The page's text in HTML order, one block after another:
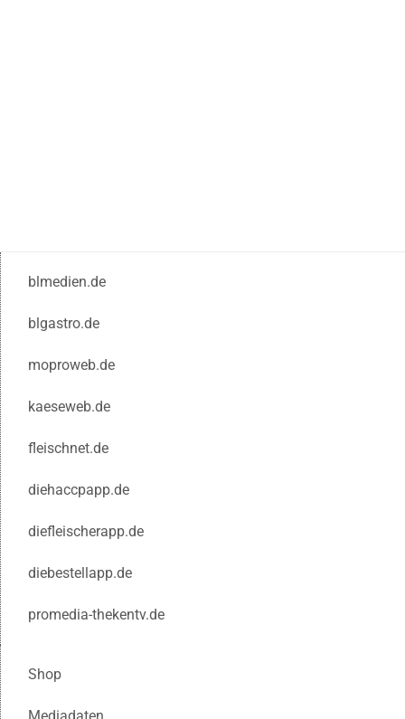
blmedien.de
blgastro.de
moproweb.de
kaeseweb.de
fleischnet.de
diehaccpapp.de
diefleischerapp.de
diebestellapp.de
promedia-thekentv.de
Shop